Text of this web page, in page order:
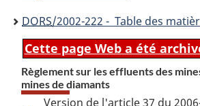
DORS/2002-222 - Table des
Cette page Web a été
Règlement sur les effluents des
mines de diamants
Version de l'article 37 du